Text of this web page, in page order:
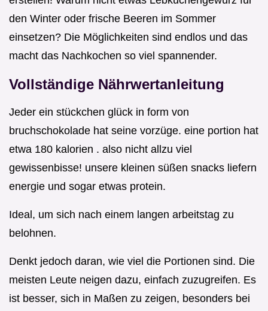
den Winter oder frische Beeren im Sommer
einsetzen? Die Möglichkeiten sind endlos und das
macht das Nachkochen so viel spannender.
Vollständige Nährwertanleitung
Jeder ein stückchen glück in form von
bruchschokolade hat seine vorzüge. eine portion hat
etwa 180 kalorien . also nicht allzu viel
gewissenbisse! unsere kleinen süßen snacks liefern
energie und sogar etwas protein.
Ideal, um sich nach einem langen arbeitstag zu
belohnen.
Denkt jedoch daran, wie viel die Portionen sind. Die
meisten Leute neigen dazu, einfach zuzugreifen. Es
ist besser, sich in Maßen zu zeigen, besonders bei